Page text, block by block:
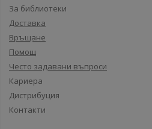
За библиотеки
Доставка
Връщане
Помощ
Често задавани въпроси
Кариера
Дистрибуция
Контакти